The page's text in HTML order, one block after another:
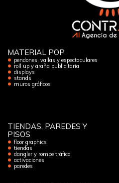
MATERIAL POP
pendones, vallas y espectaculares
roll up y araña publicitaria
displays
stands
muros gráficos
TIENDAS, PAREDES Y
PISOS
floor graphics
tiendas
dangler y rompe tráfico
activaciones
paredes